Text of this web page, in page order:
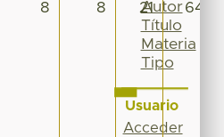
8 8 21 64
Autor
Título
Materia
Tipo
Usuario
Acceder